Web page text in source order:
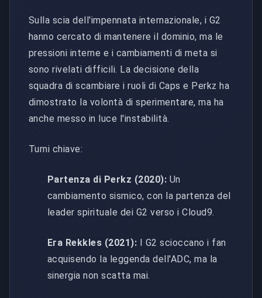
Sulla scia dell'impennata internazionale, i G2
hanno cercato di mantenere il dominio, ma le
pressioni interne e i cambiamenti di meta si
sono rivelati difficili. La decisione della
squadra di scambiare i ruoli di Caps e Perkz ha
dimostrato la volontà di sperimentare, ma ha
anche messo in luce l'instabilità.
Turni chiave:
Partenza di Perkz (2020): Un
cambiamento sismico, con la partenza del
leader spirituale dei G2 verso i Cloud9.
Era Rekkles (2021): I G2 scioccano i fan
acquisendo la leggenda dell'ADC, ma la
sinergia non scatta mai.